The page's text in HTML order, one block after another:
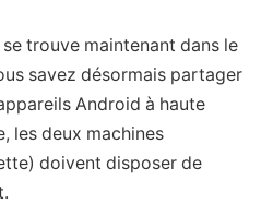
trouve maintenant dans le
savez désormais partager
Android à haute
les deux machines
doivent disposer de